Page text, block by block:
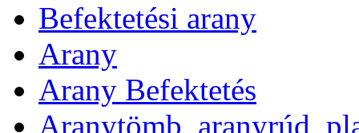
Befektetési arany
Arany
Arany Befektetés
Aranytömb, aranyrúd,